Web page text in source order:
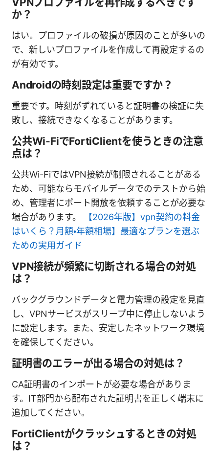
か？
はい。プロファイルの破損が原因のことが多いの
で、新しいプロファイルを作成して再設定するの
が有効です。
Androidの時刻設定は重要ですか？
重要です。時刻がずれていると証明書の検証に失
敗し、接続できなくなることがあります。
公共Wi-FiでFortiClientを使うときの注意
点は？
公共Wi-FiではVPN接続が制限されることがある
ため、可能ならモバイルデータでのテストから始
め、管理者にポート開放を依頼することが必要な
場合があります。
【2026年版】vpn契約の料金
はいくら？月額・年額相場】最適なプランを選ぶ
ための実用ガイド
VPN接続が頻繁に切断される場合の対処
は？
バックグラウンドデータと電力管理の設定を見直
し、VPNサービスがスリープ中に停止しないよう
に設定します。また、安定したネットワーク環境
を確保してください。
証明書のエラーが出る場合の対処は？
CA証明書のインポートが必要な場合がありま
す。IT部門から配布された証明書を正しく端末に
追加してください。
FortiClientがクラッシュするときの対処
は？